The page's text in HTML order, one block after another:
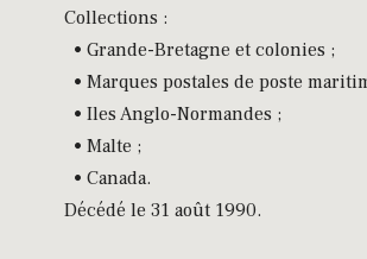
Collections :
• Grande-Bretagne et colonies ;
• Marques postales de poste
• Iles Anglo-Normandes ;
• Malte ;
• Canada.
Décédé le 31 août 1990.